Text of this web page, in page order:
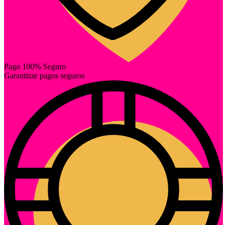
Pago 100% Seguro
Garantizar pagos seguros